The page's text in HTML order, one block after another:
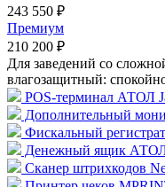
243 550 ₽
Премиум
210 200 ₽
Для заведений со
влагозащитный:
POS-терминал АТОЛ
Дополнительный
Фискальный
Денежный ящик
Сканер штрихкодов